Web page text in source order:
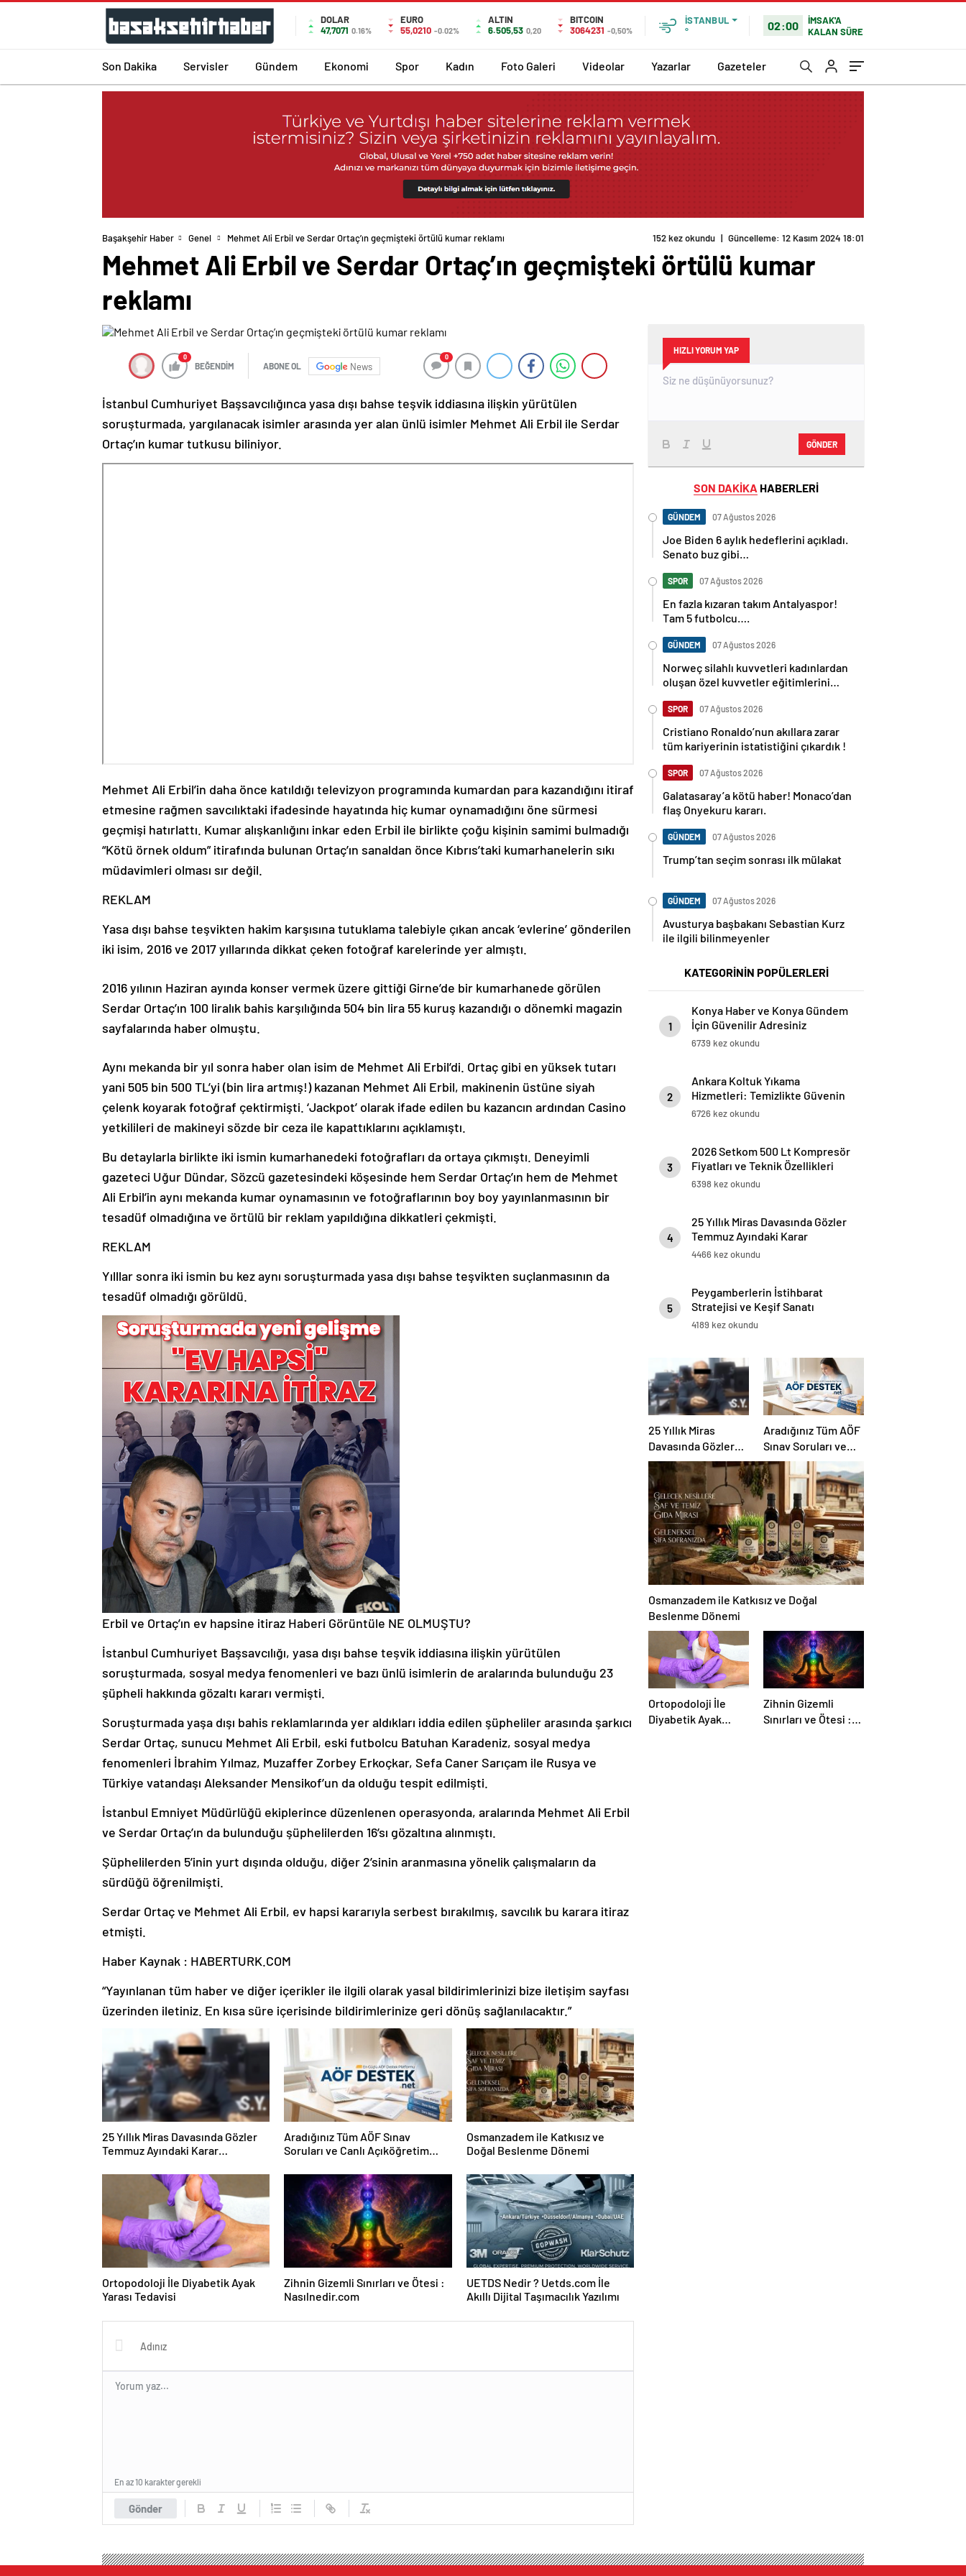
DOLAR
47,7071 0.16%
EURO
55,0210 -0.02%
ALTIN
6.505,53 0,20
BITCOIN
3064231 -0,50%
İSTANBUL
°
02:00
İMSAK'A
KALAN SÜRE
Son Dakika Servisler Gündem Ekonomi Spor Kadın Foto Galeri Videolar Yazarlar Gazeteler
Başakşehir Haber Genel Mehmet Ali Erbil ve Serdar Ortaç’ın geçmişteki örtülü kumar reklamı 152 kez okundu | Güncelleme: 12 Kasım 2024 18:01
Mehmet Ali Erbil ve Serdar Ortaç’ın geçmişteki örtülü kumar
reklamı
0
BEĞENDİM ABONE OL News
0
İstanbul Cumhuriyet Başsavcılığınca yasa dışı bahse teşvik iddiasına ilişkin yürütülen
soruşturmada, yargılanacak isimler arasında yer alan ünlü isimler Mehmet Ali Erbil ile Serdar
Ortaç’ın kumar tutkusu biliniyor.
Mehmet Ali Erbil’in daha önce katıldığı televizyon programında kumardan para kazandığını itiraf
etmesine rağmen savcılıktaki ifadesinde hayatında hiç kumar oynamadığını öne sürmesi
geçmişi hatırlattı. Kumar alışkanlığını inkar eden Erbil ile birlikte çoğu kişinin samimi bulmadığı
“Kötü örnek oldum” itirafında bulunan Ortaç’ın sanaldan önce Kıbrıs’taki kumarhanelerin sıkı
müdavimleri olması sır değil.
REKLAM
Yasa dışı bahse teşvikten hakim karşısına tutuklama talebiyle çıkan ancak ‘evlerine’ gönderilen
iki isim, 2016 ve 2017 yıllarında dikkat çeken fotoğraf karelerinde yer almıştı.
2016 yılının Haziran ayında konser vermek üzere gittiği Girne’de bir kumarhanede görülen
Serdar Ortaç’ın 100 liralık bahis karşılığında 504 bin lira 55 kuruş kazandığı o dönemki magazin
sayfalarında haber olmuştu.
Aynı mekanda bir yıl sonra haber olan isim de Mehmet Ali Erbil’di. Ortaç gibi en yüksek tutarı
yani 505 bin 500 TL’yi (bin lira artmış!) kazanan Mehmet Ali Erbil, makinenin üstüne siyah
çelenk koyarak fotoğraf çektirmişti. ‘Jackpot’ olarak ifade edilen bu kazancın ardından Casino
yetkilileri de makineyi sözde bir ceza ile kapattıklarını açıklamıştı.
Bu detaylarla birlikte iki ismin kumarhanedeki fotoğrafları da ortaya çıkmıştı. Deneyimli
gazeteci Uğur Dündar, Sözcü gazetesindeki köşesinde hem Serdar Ortaç’ın hem de Mehmet
Ali Erbil’in aynı mekanda kumar oynamasının ve fotoğraflarının boy boy yayınlanmasının bir
tesadüf olmadığına ve örtülü bir reklam yapıldığına dikkatleri çekmişti.
REKLAM
Yılllar sonra iki ismin bu kez aynı soruşturmada yasa dışı bahse teşvikten suçlanmasının da
tesadüf olmadığı görüldü.
Erbil ve Ortaç’ın ev hapsine itiraz Haberi Görüntüle NE OLMUŞTU?
İstanbul Cumhuriyet Başsavcılığı, yasa dışı bahse teşvik iddiasına ilişkin yürütülen
soruşturmada, sosyal medya fenomenleri ve bazı ünlü isimlerin de aralarında bulunduğu 23
şüpheli hakkında gözaltı kararı vermişti.
Soruşturmada yaşa dışı bahis reklamlarında yer aldıkları iddia edilen şüpheliler arasında şarkıcı
Serdar Ortaç, sunucu Mehmet Ali Erbil, eski futbolcu Batuhan Karadeniz, sosyal medya
fenomenleri İbrahim Yılmaz, Muzaffer Zorbey Erkoçkar, Sefa Caner Sarıçam ile Rusya ve
Türkiye vatandaşı Aleksander Mensikof’un da olduğu tespit edilmişti.
İstanbul Emniyet Müdürlüğü ekiplerince düzenlenen operasyonda, aralarında Mehmet Ali Erbil
ve Serdar Ortaç’ın da bulunduğu şüphelilerden 16’sı gözaltına alınmıştı.
Şüphelilerden 5’inin yurt dışında olduğu, diğer 2’sinin aranmasına yönelik çalışmaların da
sürdüğü öğrenilmişti.
Serdar Ortaç ve Mehmet Ali Erbil, ev hapsi kararıyla serbest bırakılmış, savcılık bu karara itiraz
etmişti.
Haber Kaynak : HABERTURK.COM
“Yayınlanan tüm haber ve diğer içerikler ile ilgili olarak yasal bildirimlerinizi bize iletişim sayfası
üzerinden iletiniz. En kısa süre içerisinde bildirimlerinize geri dönüş sağlanılacaktır.”
25 Yıllık Miras Davasında Gözler
Temmuz Ayındaki Karar
Aradığınız Tüm AÖF Sınav
Soruları ve Canlı Açıköğretim
Osmanzadem ile Katkısız ve
Doğal Beslenme Dönemi
Ortopodoloji İle Diyabetik Ayak
Yarası Tedavisi
Zihnin Gizemli Sınırları ve Ötesi :
Nasılnedir.com
UETDS Nedir ? Uetds.com İle
Akıllı Dijital Taşımacılık Yazılımı
Gönder
En az 10 karakter gerekli
HIZLI YORUM YAP
GÖNDER
SON DAKİKA HABERLERİ
GÜNDEM 07 Ağustos 2026
Joe Biden 6 aylık hedeflerini açıkladı.
Senato buz gibi…
SPOR 07 Ağustos 2026
En fazla kızaran takım Antalyaspor!
Tam 5 futbolcu….
GÜNDEM 07 Ağustos 2026
Norweç silahlı kuvvetleri kadınlardan
oluşan özel kuvvetler eğitimlerini
SPOR 07 Ağustos 2026
Cristiano Ronaldo’nun akıllara zarar
tüm kariyerinin istatistiğini çıkardık !
SPOR 07 Ağustos 2026
Galatasaray’a kötü haber! Monaco’dan
flaş Onyekuru kararı.
GÜNDEM 07 Ağustos 2026
Trump’tan seçim sonrası ilk mülakat
GÜNDEM 07 Ağustos 2026
Avusturya başbakanı Sebastian Kurz
ile ilgili bilinmeyenler
KATEGORİNİN POPÜLERLERİ
1
Konya Haber ve Konya Gündem
İçin Güvenilir Adresiniz
6739 kez okundu
2
Ankara Koltuk Yıkama
Hizmetleri: Temizlikte Güvenin
Adresi
6726 kez okundu
3
2026 Setkom 500 Lt Kompresör
Fiyatları ve Teknik Özellikleri
6398 kez okundu
4
25 Yıllık Miras Davasında Gözler
Temmuz Ayındaki Karar
Duruşmasına Çevrildi
4466 kez okundu
5
Peygamberlerin İstihbarat
Stratejisi ve Keşif Sanatı
4189 kez okundu
25 Yıllık Miras
Davasında Gözler
Temmuz Ayındaki
Karar Duruşmasına
Çevrildi
Aradığınız Tüm AÖF
Sınav Soruları ve
Canlı Açıköğretim
Forumu Burada
Osmanzadem ile Katkısız ve Doğal
Beslenme Dönemi
Ortopodoloji İle
Diyabetik Ayak
Zihnin Gizemli
Sınırları ve Ötesi :